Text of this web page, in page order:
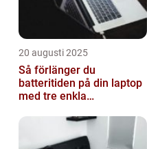
20 augusti 2025
Så förlänger du
batteritiden på din laptop
med tre enkla